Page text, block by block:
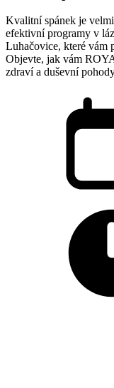
Kvalitní spánek je
efektivní programy v
Luhačovice, které vám
Objevte, jak vám
zdraví a duševní